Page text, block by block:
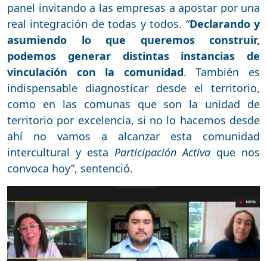
panel invitando a las empresas a apostar por una
real integración de todas y todos. “Declarando y
asumiendo lo que queremos construir,
podemos generar distintas instancias de
vinculación con la comunidad. También es
indispensable diagnosticar desde el territorio,
como en las comunas que son la unidad de
territorio por excelencia, si no lo hacemos desde
ahí no vamos a alcanzar esta comunidad
intercultural y esta Participación Activa que nos
convoca hoy”, sentenció.